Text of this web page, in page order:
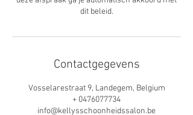
dit beleid.
Contactgegevens
Vosselarestraat 9, Landegem, Belgium
+ 0476077734
info@kellysschoonheidssalon.be